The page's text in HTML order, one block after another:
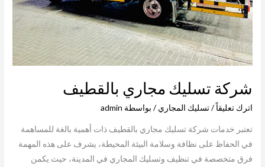
شركة تسليك مجاري بالقطيف
اترك تعليقاً/تسليك المجاري / بواسطة admin
تعتبر خدمات شركة تسليك مجاري بالقطيف ذات أهمية بالغة للمساهمة
في الحفاظ على نظافة وسلامة البيئة المحيطة، يشرف على هذه المهمة
فرق متخصصة في تنظيف وتسليك المجاري في المدينة، حيث يكمن